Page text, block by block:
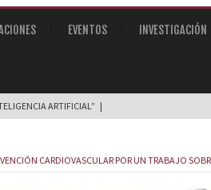
EVENTOS INVESTIGACIÓN
ARTIFICIAL” - 07/08/20_
CARDIOVASCULAR POR UN TRABAJO